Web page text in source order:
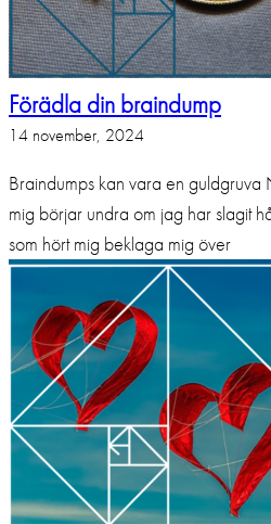
Förädla din braindump
14 november, 2024
Braindumps kan vara en guldgruva
mig börjar undra om jag har slagit
som hört mig beklaga mig över